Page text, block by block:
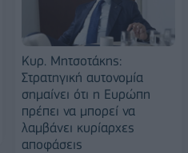
Κυρ. Μητσοτάκης:
Στρατηγική αυτονομία
σημαίνει ότι η Ευρώπη
πρέπει να μπορεί να
λαμβάνει κυρίαρχες
αποφάσεις